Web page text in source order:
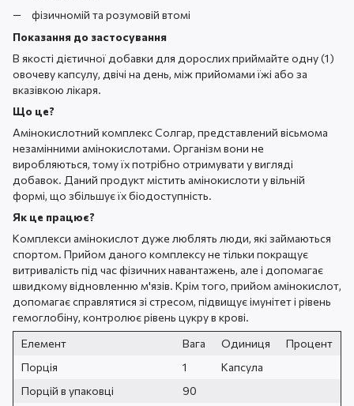
фізичномій та розумовій втомі
Показання до застосування
В якості дієтичної добавки для дорослих приймайте одну (1)
овочеву капсулу, двічі на день, між прийомами їжі або за
вказівкою лікаря.
Що це?
Амінокислотний комплекс Солгар, представлений вісьмома
незамінними амінокислотами. Організм вони не
виробляються, тому їх потрібно отримувати у вигляді
добавок. Даний продукт містить амінокислоти у вільній
формі, що збільшує їх біодоступність.
Як це працює?
Комплекси амінокислот дуже люблять люди, які займаються
спортом. Прийом даного комплексу не тільки покращує
витривалість під час фізичних навантажень, але і допомагає
швидкому відновленню м'язів. Крім того, прийом амінокислот,
допомагає справлятися зі стресом, підвищує імунітет і рівень
гемоглобіну, контролює рівень цукру в крові.
Елемент
Вага Одиниця
Процент
Порція
1
Капсула
Порцій в упаковці
90